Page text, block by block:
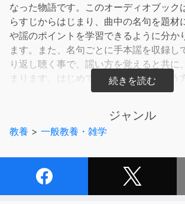
なった物語です。このオーディオブック
らすじからはじまり、曲中の名句を題材
や謡のポイントを学習できるように分か
ます。また、名句ごとに手本謡を収録し
り返し聴く事で、謡い方を覚えると共に
まります。はじめて謡を学びたいという
ジャンル
教養 > 一般教養・雑学